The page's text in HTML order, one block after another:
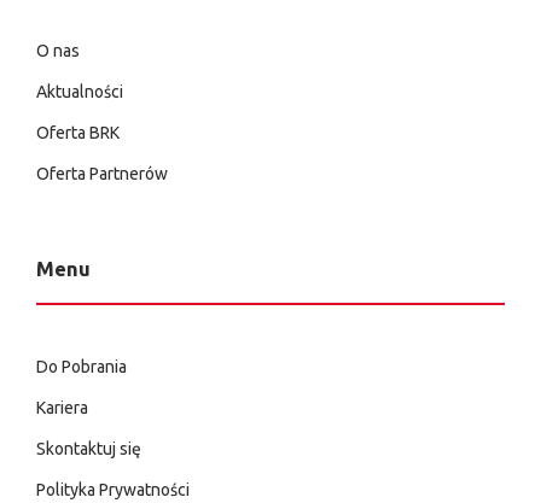
O nas
Aktualności
Oferta BRK
Oferta Partnerów
Menu
Do Pobrania
Kariera
Skontaktuj się
Polityka Prywatności